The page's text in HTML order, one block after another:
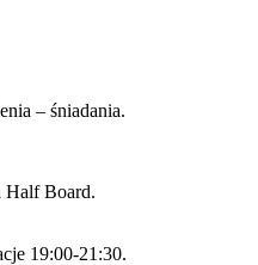
– śniadania.
Half Board.
19:00-21:30.